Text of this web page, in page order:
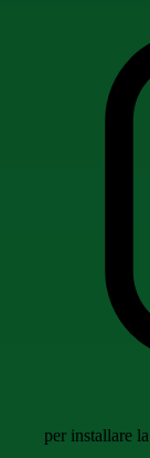
per installare